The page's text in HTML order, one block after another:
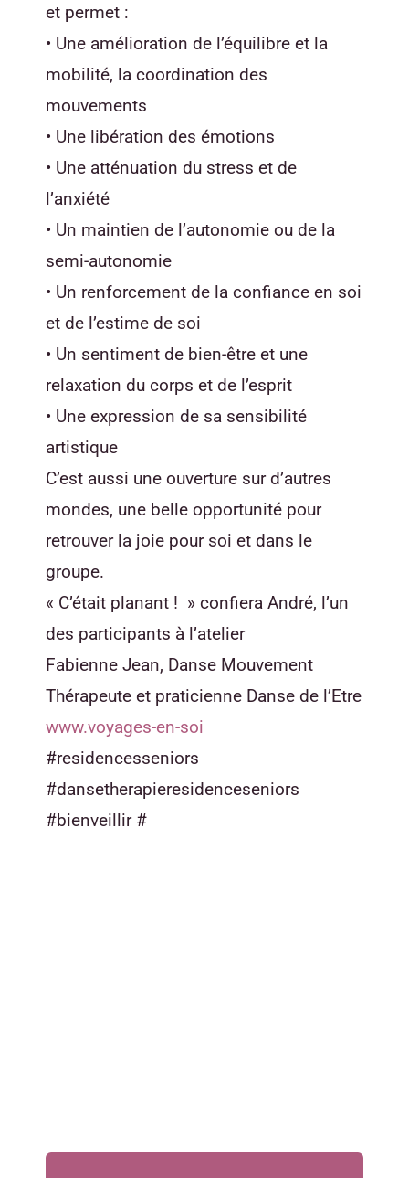
et permet :
• Une amélioration de l’équilibre et la
mobilité, la coordination des
mouvements
• Une libération des émotions
• Une atténuation du stress et de
l’anxiété
• Un maintien de l’autonomie ou de la
semi-autonomie
• Un renforcement de la confiance en soi
et de l’estime de soi
• Un sentiment de bien-être et une
relaxation du corps et de l’esprit
• Une expression de sa sensibilité
artistique
C’est aussi une ouverture sur d’autres
mondes, une belle opportunité pour
retrouver la joie pour soi et dans le
groupe.
« C’était planant ! » confiera André, l’un
des participants à l’atelier
Fabienne Jean, Danse Mouvement
Thérapeute et praticienne Danse de l’Etre
www.voyages-en-soi
#residencesseniors
#dansetherapieresidenceseniors
#bienveillir #